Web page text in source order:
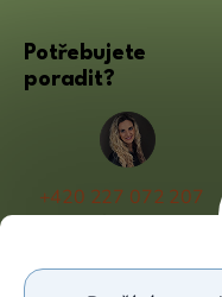
Potřebujete
poradit?
+420 227 072 207
(Po - Pá 9:00 - 17:00)